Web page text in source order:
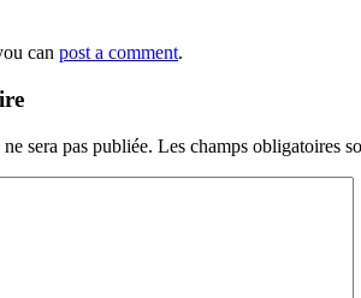
can post a comment.
sera pas publiée. Les champs obligatoires